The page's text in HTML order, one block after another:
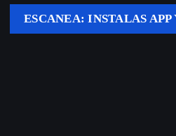
ESCANEA: INSTALAS APP